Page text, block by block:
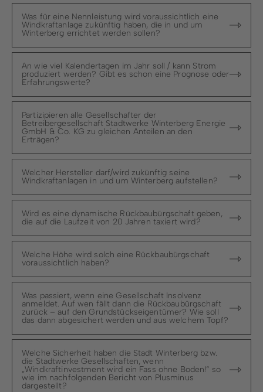
Was für eine Nennleistung wird voraussichtlich eine
Windkraftanlage zukünftig haben, die in und um
Winterberg errichtet werden sollen?
An wie viel Kalendertagen im Jahr soll / kann Strom
produziert werden? Gibt es schon eine Prognose oder
Erfahrungswerte?
Partizipieren alle Gesellschafter der
Betreibergesellschaft Stadtwerke Winterberg Energie
GmbH & Co. KG zu gleichen Anteilen an den
Erträgen?
Welcher Hersteller darf/wird zukünftig seine
Windkraftanlagen in und um Winterberg aufstellen?
Wird es eine dynamische Rückbaubürgschaft geben,
die auf die Laufzeit von 20 Jahren taxiert wird?
Welche Höhe wird solch eine Rückbaubürgschaft
voraussichtlich haben?
Was passiert, wenn eine Gesellschaft Insolvenz
anmeldet. Auf wen fällt dann die Rückbaubürgschaft
zurück – auf den Grundstückseigentümer? Wie soll
das dann abgesichert werden und aus welchem Topf?
Welche Sicherheit haben die Stadt Winterberg bzw.
die Stadtwerke Gesellschaften, wenn
„Windkraftinvestment wird ein Fass ohne Boden!“ so
wie im nachfolgenden Bericht von Plusminus
dargestellt?